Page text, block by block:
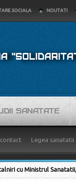
SOCIALA NOUTATI
Legea sanatatii
SANATATE
cu Ministrul